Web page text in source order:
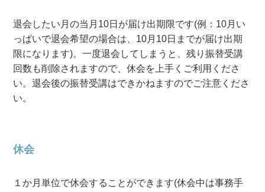
退会したい月の当月10日が届け出期限です(例：10月い
っぱいで退会希望の場合は、10月10日までが届け出期
限になります)。一度退会してしまうと、残り振替受講
回数も削除されますので、休会を上手くご利用くださ
い。退会後の振替受講はできかねますのでご注意くださ
い。
休会
１か月単位で休会することができます(休会中は事務手